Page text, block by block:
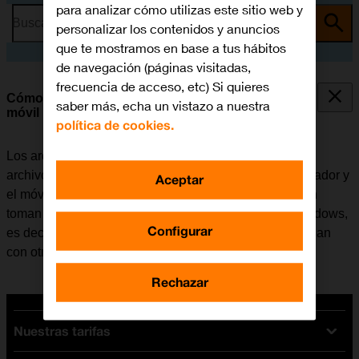
Busca por problema o tema
Cómo transferir archivos entre el ordenador y el
móvil
Los archivos como, por ejemplo, las fotografías o los
archivos de música se pueden transferir entre el ordenador y
el móvil. Tener en cuenta que los pasos a continuación
toman como punto de partida el sistema operativo Windows,
es decir, que estas instrucciones puede que no coincidan
con otros sistemas operativos.
Nuestras tarifas
para analizar cómo utilizas este sitio web y
personalizar los contenidos y anuncios
que te mostramos en base a tus hábitos
de navegación (páginas visitadas,
frecuencia de acceso, etc) Si quieres
saber más, echa un vistazo a nuestra
política de cookies.
Configurar
Rechazar
Aceptar